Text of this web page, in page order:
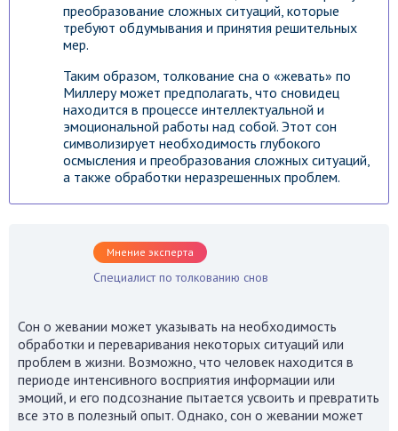
преобразование сложных ситуаций, которые
требуют обдумывания и принятия решительных
мер.
Таким образом, толкование сна о «жевать» по
Миллеру может предполагать, что сновидец
находится в процессе интеллектуальной и
эмоциональной работы над собой. Этот сон
символизирует необходимость глубокого
осмысления и преобразования сложных ситуаций,
а также обработки неразрешенных проблем.
Мнение эксперта
Специалист по толкованию снов
Сон о жевании может указывать на необходимость
обработки и переваривания некоторых ситуаций или
проблем в жизни. Возможно, что человек находится в
периоде интенсивного восприятия информации или
эмоций, и его подсознание пытается усвоить и превратить
все это в полезный опыт. Однако, сон о жевании может